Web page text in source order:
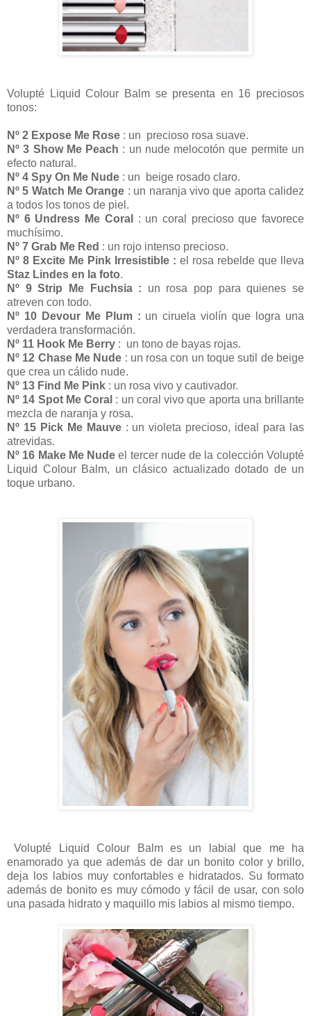
Volupté Liquid Colour Balm se presenta en 16 preciosos
tonos:
Nº 2 Expose Me Rose : un precioso rosa suave.
Nº 3 Show Me Peach : un nude melocotón que permite un
efecto natural.
Nº 4 Spy On Me Nude : un beige rosado claro.
Nº 5 Watch Me Orange : un naranja vivo que aporta calidez
a todos los tonos de piel.
Nº 6 Undress Me Coral
: un coral precioso que favorece
muchísimo.
Nº 7 Grab Me Red : un rojo intenso precioso.
Nº 8 Excite Me Pink Irresistible : el rosa rebelde que lleva
Staz Lindes en la foto.
Nº 9 Strip Me Fuchsia : un rosa pop para quienes se
atreven con todo.
Nº 10 Devour Me Plum : un ciruela violín que logra una
verdadera transformación.
Nº 11 Hook Me Berry : un tono de bayas rojas.
Nº 12 Chase Me Nude : un rosa con un toque sutil de beige
que crea un cálido nude.
Nº 13 Find Me Pink : un rosa vivo y cautivador.
Nº 14 Spot Me Coral : un coral vivo que aporta una brillante
mezcla de naranja y rosa.
Nº 15 Pick Me Mauve: un violeta precioso, ideal para las
atrevidas.
Nº 16 Make Me Nude el tercer nude de la colección Volupté
Liquid Colour Balm, un clásico actualizado dotado de un
toque urbano.
Volupté Liquid Colour Balm es un labial que me ha
enamorado ya que además de dar un bonito color y brillo,
deja los labios muy confortables e hidratados. Su formato
además de bonito es muy cómodo y fácil de usar, con solo
una pasada hidrato y maquillo mis labios al mismo tiempo.